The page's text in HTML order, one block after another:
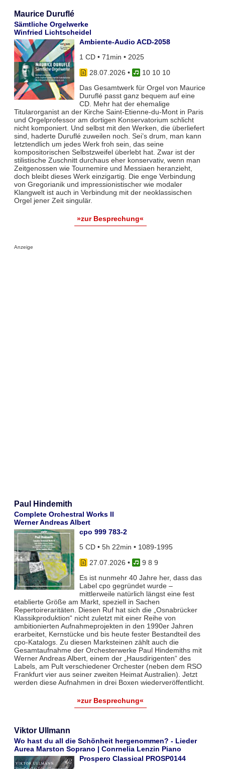
Maurice Duruflé
Sämtliche Orgelwerke
Winfried Lichtscheidel
Ambiente-Audio ACD-2058
1 CD • 71min • 2025
28.07.2026 •
10 10 10
Das Gesamtwerk für Orgel von Maurice
Duruflé passt ganz bequem auf eine
CD. Mehr hat der ehemalige
Titularorganist an der Kirche Saint-Etienne-du-Mont in Paris
und Orgelprofessor am dortigen Konservatorium schlicht
nicht komponiert. Und selbst mit den Werken, die überliefert
sind, haderte Duruflé zuweilen noch. Sei’s drum, man kann
letztendlich um jedes Werk froh sein, das seine
kompositorischen Selbstzweifel überlebt hat. Zwar ist der
stilistische Zuschnitt durchaus eher konservativ, wenn man
Zeitgenossen wie Tournemire und Messiaen heranzieht,
doch bleibt dieses Werk einzigartig. Die enge Verbindung
von Gregorianik und impressionistischer wie modaler
Klangwelt ist auch in Verbindung mit der neoklassischen
Orgel jener Zeit singulär.
»zur Besprechung«
Anzeige
Paul Hindemith
Complete Orchestral Works II
Werner Andreas Albert
cpo 999 783-2
5 CD • 5h 22min • 1089-1995
27.07.2026 •
9 8 9
Es ist nunmehr 40 Jahre her, dass das
Label cpo gegründet wurde –
mittlerweile natürlich längst eine fest
etablierte Größe am Markt, speziell in Sachen
Repertoireraritäten. Diesen Ruf hat sich die „Osnabrücker
Klassikproduktion“ nicht zuletzt mit einer Reihe von
ambitionierten Aufnahmeprojekten in den 1990er Jahren
erarbeitet, Kernstücke und bis heute fester Bestandteil des
cpo-Katalogs. Zu diesen Marksteinen zählt auch die
Gesamtaufnahme der Orchesterwerke Paul Hindemiths mit
Werner Andreas Albert, einem der „Hausdirigenten“ des
Labels, am Pult verschiedener Orchester (neben dem RSO
Frankfurt vier aus seiner zweiten Heimat Australien). Jetzt
werden diese Aufnahmen in drei Boxen wiederveröffentlicht.
»zur Besprechung«
Viktor Ullmann
Wo hast du all die Schönheit hergenommen? - Lieder
Aurea Marston Soprano | Conrnelia Lenzin Piano
Prospero Classical PROSP0144